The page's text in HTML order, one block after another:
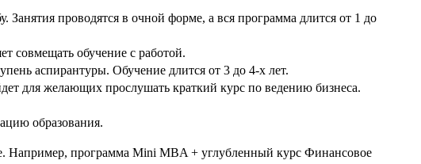
проводятся в очной форме, а вся программа длится от 1 до
совмещать обучение с работой.
аспирантуры. Обучение длится от 3 до 4-х лет.
для желающих прослушать краткий курс по ведению бизнеса.
образования.
Например, программа Mini MBA + углубленный курс Финансовое